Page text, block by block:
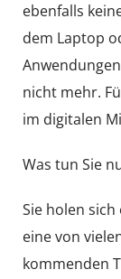
ebenfalls
dem Laptop
nicht mehr.
im digitalen
Was tun Sie
Sie holen sich
eine von
kommenden